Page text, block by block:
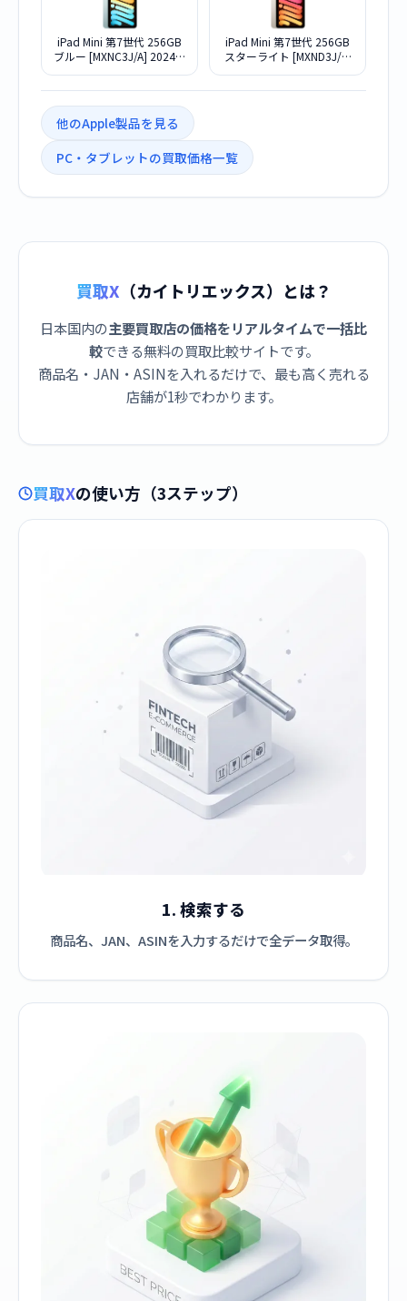
iPad Mini 第7世代 256GB
ブルー [MXNC3J/A] 2024年
iPad Mini 第7世代 256GB
スターライト [MXND3J/A]
他のApple製品を見る
PC・タブレットの買取価格一覧
買取X （カイトリエックス）とは？
日本国内の主要買取店の価格をリアルタイムで一括比
較できる無料の買取比較サイトです。
商品名・JAN・ASINを入れるだけで、最も高く売れる
店舗が1秒でわかります。
買取Xの使い方（3ステップ）
1. 検索する
商品名、JAN、ASINを入力するだけで全データ取得。